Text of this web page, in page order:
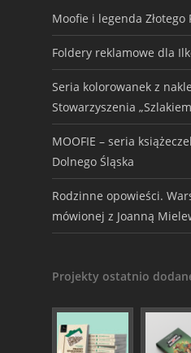
Moofie i legenda Złotego
Foldery reklamowe dla
Seria kolorowanek z
Stowarzyszenia
MOOFIE – seria
Dolnego Śląska
Rodzinne opowieści.
mówionej z Joanną
Projekty ostatnio